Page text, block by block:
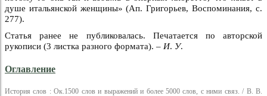
душе итальянской женщины» (Ап. Григорьев, Воспоминания, с.
277).
Статья ранее не публиковалась. Печатается по авторской
рукописи (3 листка разного формата). – И. У.
Оглавление
История слов : Ок.1500 слов и выражений и более 5000 слов, с ними связ. / В. В.